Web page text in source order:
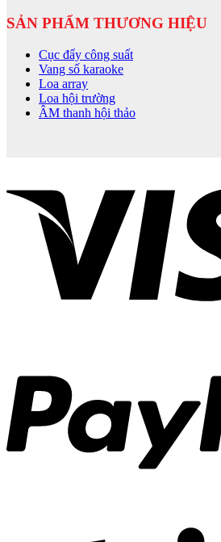
SẢN PHẨM THƯƠNG HIỆU
Cục đẩy công suất
Vang số karaoke
Loa array
Loa hội trường
ÂM thanh hội thảo